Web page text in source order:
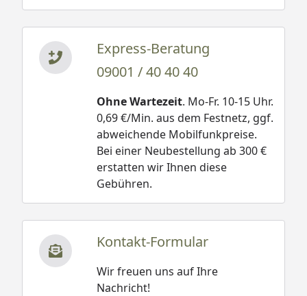
Express-Beratung
09001 / 40 40 40
Ohne Wartezeit. Mo-Fr. 10-15 Uhr.
0,69 €/Min. aus dem Festnetz, ggf.
abweichende Mobilfunkpreise.
Bei einer Neubestellung ab 300 €
erstatten wir Ihnen diese
Gebühren.
Kontakt-Formular
Wir freuen uns auf Ihre
Nachricht!